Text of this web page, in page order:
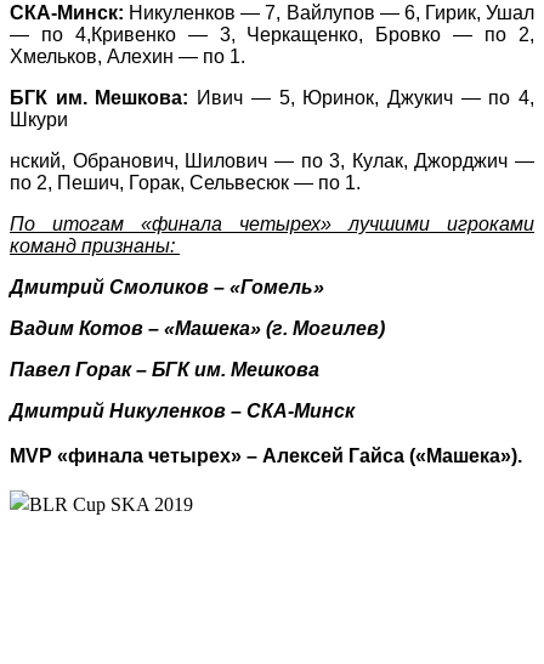
СКА-Минск: Никуленков — 7, Вайлупов — 6, Гирик, Ушал
— по 4,Кривенко — 3, Черкащенко, Бровко — по 2,
Хмельков, Алехин — по 1.
БГК им. Мешкова: Ивич — 5, Юринок, Джукич — по 4,
Шкури
нский, Обранович, Шилович — по 3, Кулак, Джорджич —
по 2, Пешич, Горак, Сельвесюк — по 1.
По итогам «финала четырех» лучшими игроками
команд признаны:
Дмитрий Смоликов – «Гомель»
Вадим Котов – «Машека» (г. Могилев)
Павел Горак – БГК им. Мешкова
Дмитрий Никуленков – СКА-Минск
MVP «финала четырех» – Алексей Гайса («Машека»).